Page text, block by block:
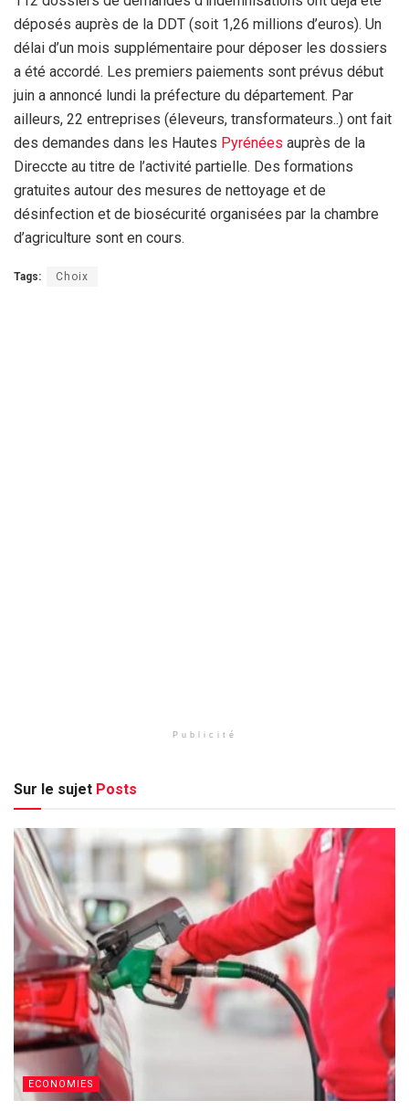
déposés auprès de la DDT (soit 1,26 millions d’euros). Un
délai d’un mois supplémentaire pour déposer les dossiers
a été accordé. Les premiers paiements sont prévus début
juin a annoncé lundi la préfecture du département. Par
ailleurs, 22 entreprises (éleveurs, transformateurs..) ont fait
des demandes dans les Hautes Pyrénées auprès de la
Direccte au titre de l’activité partielle. Des formations
gratuites autour des mesures de nettoyage et de
désinfection et de biosécurité organisées par la chambre
d’agriculture sont en cours.
Tags: Choix
Publicité
Sur le sujet Posts
ECONOMIES